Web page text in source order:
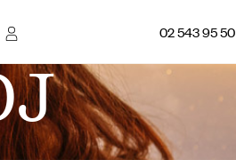
02 543 95 50